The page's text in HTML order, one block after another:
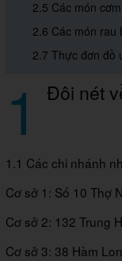
2.5 Các món
2.6 Các món rau
2.7 Thực đơn đồ
1 Đôi nét
1.1 Các chi nhánh
Cơ sở 1: Số 10 Thợ
Cơ sở 2: 132 Trung
Cơ sở 3: 38 Hàm